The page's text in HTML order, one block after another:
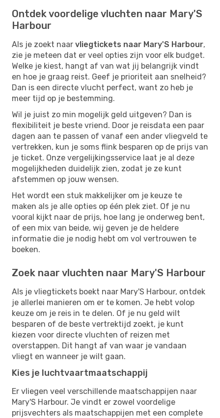
Ontdek voordelige vluchten naar Mary'S
Harbour
Als je zoekt naar vliegtickets naar Mary'S Harbour,
zie je meteen dat er veel opties zijn voor elk budget.
Welke je kiest, hangt af van wat jij belangrijk vindt
en hoe je graag reist. Geef je prioriteit aan snelheid?
Dan is een directe vlucht perfect, want zo heb je
meer tijd op je bestemming.
Wil je juist zo min mogelijk geld uitgeven? Dan is
flexibiliteit je beste vriend. Door je reisdata een paar
dagen aan te passen of vanaf een ander vliegveld te
vertrekken, kun je soms flink besparen op de prijs van
je ticket. Onze vergelijkingsservice laat je al deze
mogelijkheden duidelijk zien, zodat je ze kunt
afstemmen op jouw wensen.
Het wordt een stuk makkelijker om je keuze te
maken als je alle opties op één plek ziet. Of je nu
vooral kijkt naar de prijs, hoe lang je onderweg bent,
of een mix van beide, wij geven je de heldere
informatie die je nodig hebt om vol vertrouwen te
boeken.
Zoek naar vluchten naar Mary'S Harbour
Als je vliegtickets boekt naar Mary'S Harbour, ontdek
je allerlei manieren om er te komen. Je hebt volop
keuze om je reis in te delen. Of je nu geld wilt
besparen of de beste vertrektijd zoekt, je kunt
kiezen voor directe vluchten of reizen met
overstappen. Dit hangt af van waar je vandaan
vliegt en wanneer je wilt gaan.
Kies je luchtvaartmaatschappij
Er vliegen veel verschillende maatschappijen naar
Mary'S Harbour. Je vindt er zowel voordelige
prijsvechters als maatschappijen met een complete